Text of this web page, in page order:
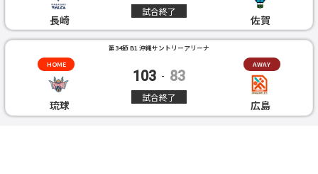
長崎
試合終了
佐賀
第34節 B1 沖縄サントリーアリーナ
琉球
HOME
103 - 83
試合終了
広島
AWAY